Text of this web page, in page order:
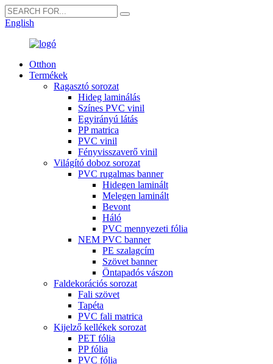
English
Otthon
Termékek
Ragasztó sorozat
Hideg laminálás
Színes PVC vinil
Egyirányú látás
PP matrica
PVC vinil
Fényvisszaverő vinil
Világító doboz sorozat
PVC rugalmas banner
Hidegen laminált
Melegen laminált
Bevont
Háló
PVC mennyezeti fólia
NEM PVC banner
PE szalagcím
Szövet banner
Öntapadós vászon
Faldekorációs sorozat
Fali szövet
Tapéta
PVC fali matrica
Kijelző kellékek sorozat
PET fólia
PP fólia
PVC fólia